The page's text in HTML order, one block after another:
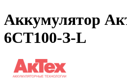
Аккумулятор
6СТ100-З-L